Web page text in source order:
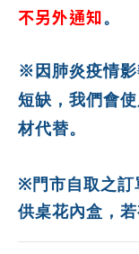
不另外通知 。
※因肺炎疫情影
短缺，我們會
材代替。
※ 門市自取之
供桌花內盒 ，